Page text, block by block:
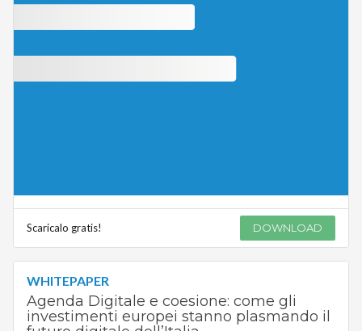
Scaricalo gratis! DOWNLOAD
WHITEPAPER
Agenda Digitale e coesione: come gli
investimenti europei stanno plasmando il